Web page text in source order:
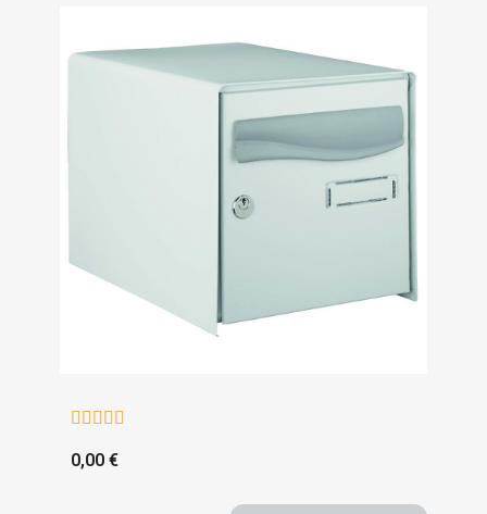
    
0,00 €